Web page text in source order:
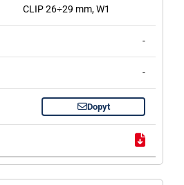
CLIP 26÷29 mm, W1
-
-
Dopyt